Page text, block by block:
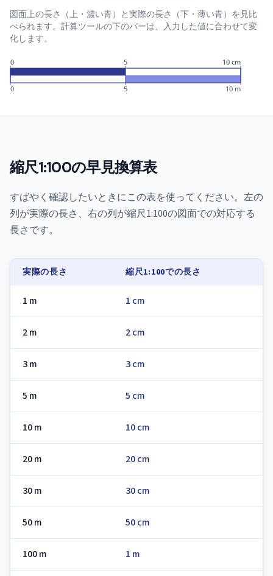
図面上の長さ（上・濃い青）と実際の長さ（下・薄い青）を見比
べられます。計算ツールの下のバーは、入力した値に合わせて変
化します。
0
0
5
5
10 cm
10 m
縮尺1:100の早見換算表
すばやく確認したいときにこの表を使ってください。左の
列が実際の長さ、右の列が縮尺1:100の図面での対応する
長さです。
実際の長さ 縮尺1:100での長さ
1 m 1 cm
2 m 2 cm
3 m 3 cm
5 m 5 cm
10 m 10 cm
20 m 20 cm
30 m 30 cm
50 m 50 cm
100 m 1 m